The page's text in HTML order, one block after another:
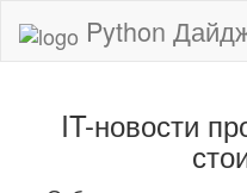
Python
IT-новости